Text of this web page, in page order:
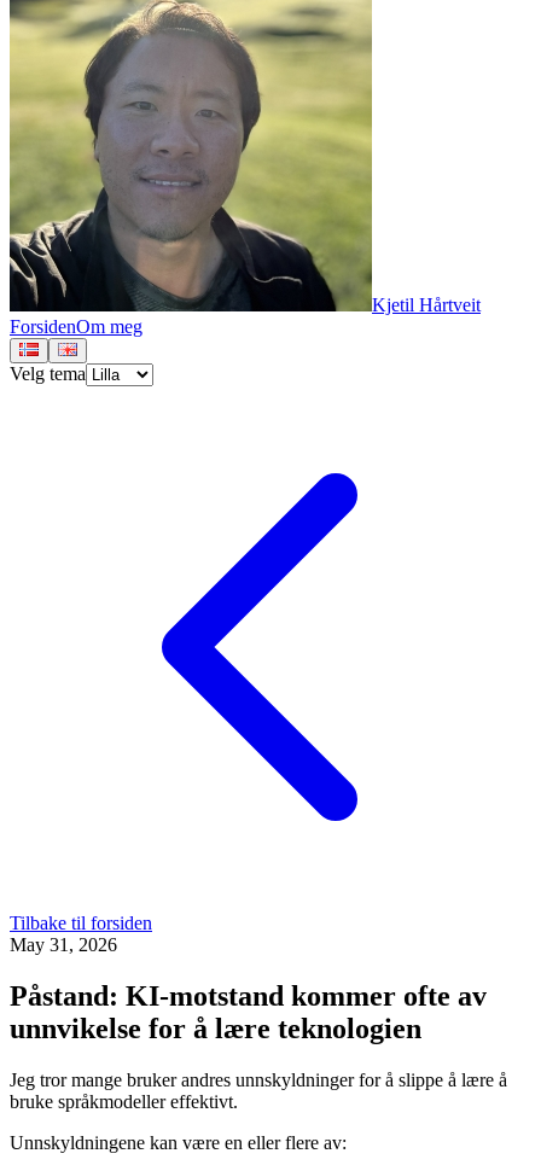
Kjetil Hårtveit
ForsidenOm meg
Velg tema
Tilbake til forsiden
May 31, 2026
Påstand: KI-motstand kommer ofte av
unnvikelse for å lære teknologien
Jeg tror mange bruker andres unnskyldninger for å slippe å lære å
bruke språkmodeller effektivt.
Unnskyldningene kan være en eller flere av: